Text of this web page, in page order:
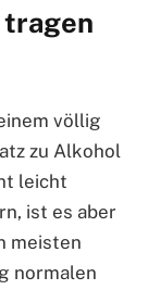
völlig
zu Alkohol
leicht
ist es aber
meisten
normalen